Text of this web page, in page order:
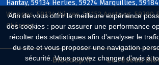
Afin de vous offrir la meilleure expérience
des cookies : pour assurer une performance
récolter des statistiques afin d'analyser le
du site et vous proposer une navigation
sécurité. Vous pouvez changer d'avis à
Hantay, 59134 Herlies, 59274 Marquillies,
Weppes, 59134 Wicres, 59152 Anstaing, 59780
Chéreng
Biocoop.fr Le réseau